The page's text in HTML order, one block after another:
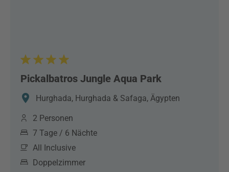
Pickalbatros Jungle Aqua Park
Hurghada, Hurghada & Safaga, Ägypten
2 Personen
7 Tage / 6 Nächte
All Inclusive
Doppelzimmer